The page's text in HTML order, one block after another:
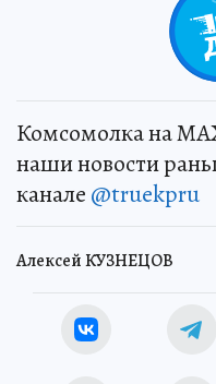
Комсомолка на
наши новости
канале @truekpru
Алексей КУЗНЕЦОВ